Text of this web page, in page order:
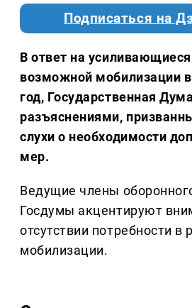
Подписаться на
В ответ на
возможной мобилизации
год, Государственная
разъяснениями,
слухи о необходимости
мер.
Ведущие члены
Госдумы акцентируют
отсутствии потребности в
мобилизации.